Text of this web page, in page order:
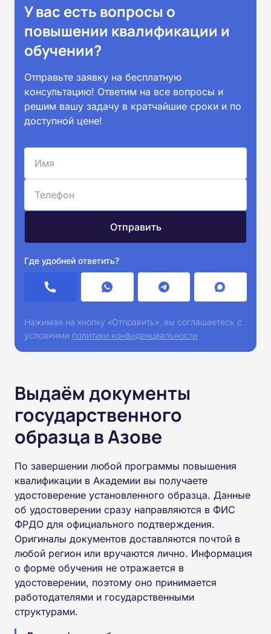
У вас есть вопросы о
повышении квалификации и
обучении?
Отправьте заявку на бесплатную
консультацию! Ответим на все вопросы и
решим вашу задачу в кратчайшие сроки и по
доступной цене!
Где удобней ответить?
Нажимая на кнопку «Отправить», вы соглашаетесь с
условиями политики конфиденциальности
Выдаём документы
государственного
образца в Азове
По завершении любой программы повышения
квалификации в Академии вы получаете
удостоверение установленного образца. Данные
об удостоверении сразу направляются в ФИС
ФРДО для официального подтверждения.
Оригиналы документов доставляются почтой в
любой регион или вручаются лично. Информация
о форме обучения не отражается в
удостоверении, поэтому оно принимается
работодателями и государственными
структурами.